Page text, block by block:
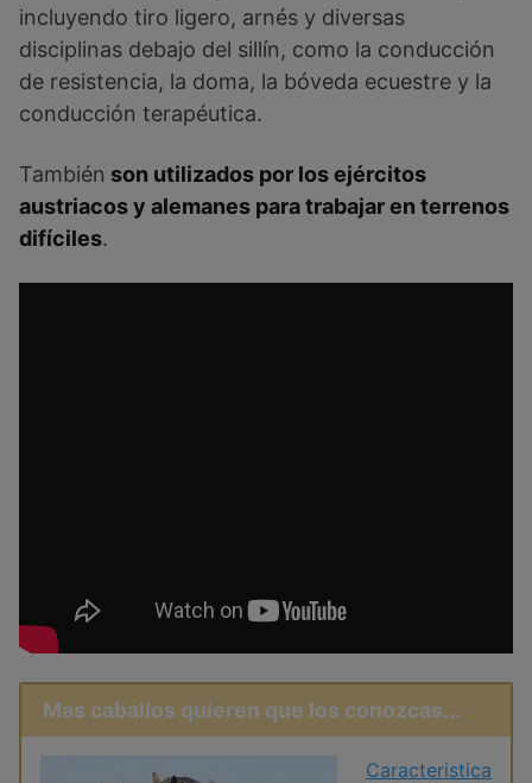
incluyendo tiro ligero, arnés y diversas
disciplinas debajo del sillín, como la conducción
de resistencia, la doma, la bóveda ecuestre y la
conducción terapéutica.
También son utilizados por los ejércitos
austriacos y alemanes para trabajar en terrenos
difíciles.
Mas caballos quieren que los conozcas...
Caracteristica